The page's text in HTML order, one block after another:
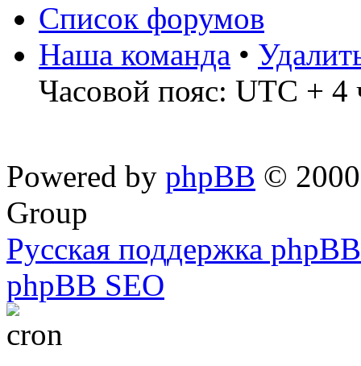
Список форумов
Наша команда •
Часовой пояс: UTC + 4
Powered by phpBB ©
Group
Русская поддержка phpBB
phpBB SEO